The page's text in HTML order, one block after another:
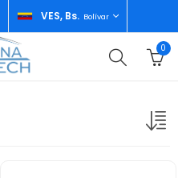
VES, Bs. Bolívar
0